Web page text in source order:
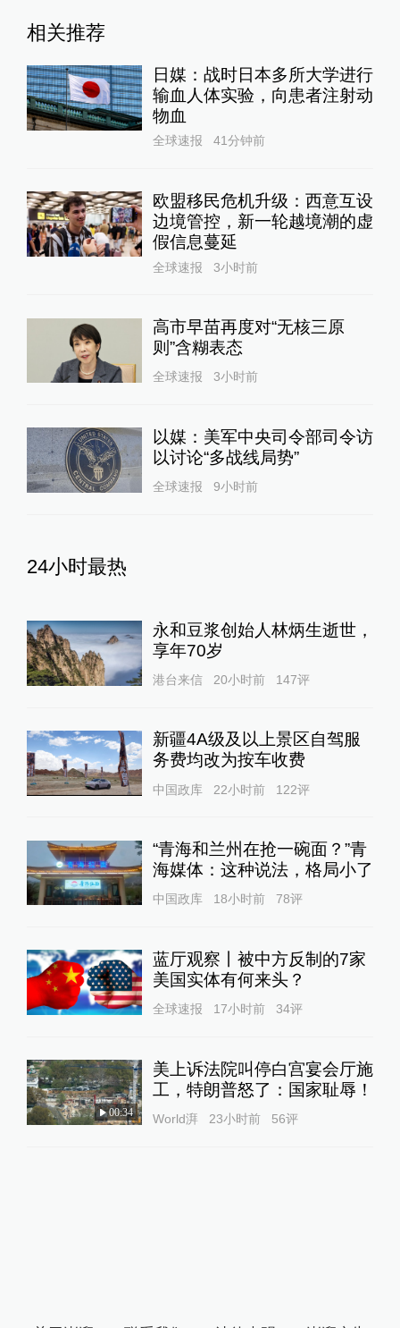
相关推荐
日媒：战时日本多所大学进行
输血人体实验，向患者注射动
物血
全球速报 41分钟前
欧盟移民危机升级：西意互设
边境管控，新一轮越境潮的虚
假信息蔓延
全球速报 3小时前
高市早苗再度对“无核三原
则”含糊表态
全球速报 3小时前
以媒：美军中央司令部司令访
以讨论“多战线局势”
全球速报 9小时前
24小时最热
永和豆浆创始人林炳生逝世，
享年70岁
港台来信 20小时前 147评
新疆4A级及以上景区自驾服
务费均改为按车收费
中国政库 22小时前 122评
“青海和兰州在抢一碗面？”青
海媒体：这种说法，格局小了
中国政库 18小时前 78评
蓝厅观察丨被中方反制的7家
美国实体有何来头？
全球速报 17小时前 34评
00:34
美上诉法院叫停白宫宴会厅施
工，特朗普怒了：国家耻辱！
World湃 23小时前 56评